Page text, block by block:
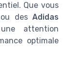
Que vous
ou desAdidas
attention
optimale